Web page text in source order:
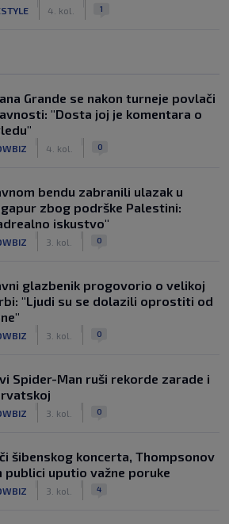
4. kol. 1
Grande se nakon turneje povlači
"Dosta joj je komentara o
4. kol. 0
bendu zabranili ulazak u
zbog podrške Palestini:
iskustvo"
3. kol. 0
glazbenik progovorio o velikoj
"Ljudi su se dolazili oprostiti od
3. kol. 0
Spider-Man ruši rekorde zarade i
3. kol. 0
šibenskog koncerta, Thompsonov
publici uputio važne poruke
3. kol. 4